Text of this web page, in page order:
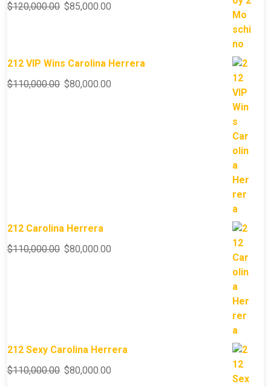
$120,000.00 $85,000.00
212 VIP Wins Carolina Herrera
$110,000.00 $80,000.00
212 Carolina Herrera
$110,000.00 $80,000.00
212 Sexy Carolina Herrera
$110,000.00 $80,000.00